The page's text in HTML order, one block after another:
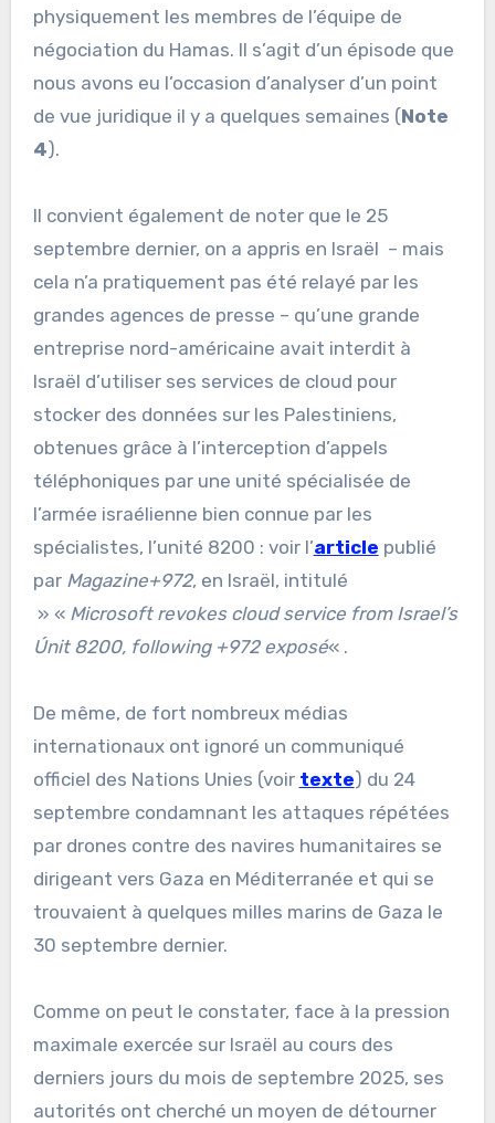
physiquement les membres de l’équipe de
négociation du Hamas. Il s’agit d’un épisode que
nous avons eu l’occasion d’analyser d’un point
de vue juridique il y a quelques semaines (Note
4).
Il convient également de noter que le 25
septembre dernier, on a appris en Israël – mais
cela n’a pratiquement pas été relayé par les
grandes agences de presse – qu’une grande
entreprise nord-américaine avait interdit à
Israël d’utiliser ses services de cloud pour
stocker des données sur les Palestiniens,
obtenues grâce à l’interception d’appels
téléphoniques par une unité spécialisée de
l’armée israélienne bien connue par les
spécialistes, l’unité 8200 : voir l’article publié
par Magazine+972, en Israël, intitulé
» « Microsoft revokes cloud service from Israel’s
Únit 8200, following +972 exposé« .
De même, de fort nombreux médias
internationaux ont ignoré un communiqué
officiel des Nations Unies (voir texte) du 24
septembre condamnant les attaques répétées
par drones contre des navires humanitaires se
dirigeant vers Gaza en Méditerranée et qui se
trouvaient à quelques milles marins de Gaza le
30 septembre dernier.
Comme on peut le constater, face à la pression
maximale exercée sur Israël au cours des
derniers jours du mois de septembre 2025, ses
autorités ont cherché un moyen de détourner